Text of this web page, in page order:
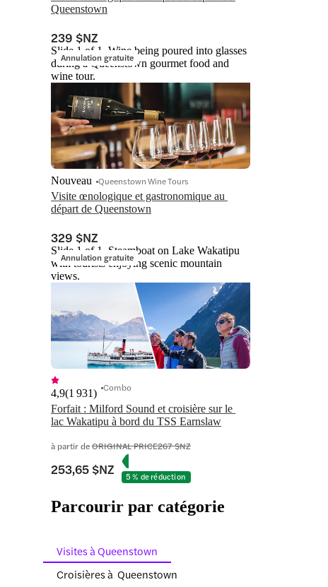
Queenstown
239 $NZ
Annulation gratuite
Slide 1 of 1, Wine being poured into glasses
during a Queenstown gourmet food and
wine tour.
Visite œnologique et gastronomique au
départ de Queenstown
Nouveau Queenstown Wine Tours
329 $NZ
Annulation gratuite
Slide 1 of 1, Steamboat on Lake Wakatipu
with tourists enjoying scenic mountain
views.
Forfait : Milford Sound et croisière sur le
lac Wakatipu à bord du TSS Earnslaw
4,9(1 931) Combo
à partir deORIGINAL PRICE267 $NZ
253,65 $NZ 5 % de réduction
Parcourir par catégorie
Visites à Queenstown
Croisières à Queenstown